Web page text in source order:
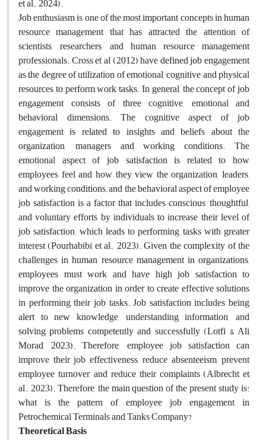
Job enthusiasm is one of the most important concepts in human
resource management that has attracted the attention of
scientists, researchers, and human resource management
professionals. Cross et al (2012) have defined job engagement
as the degree of utilization of emotional, cognitive and physical
resources to perform work tasks. In general, the concept of job
engagement consists of three cognitive, emotional and
behavioral dimensions. The cognitive aspect of job
engagement is related to insights and beliefs about the
organization, managers and working conditions. The
emotional aspect of job satisfaction is related to how
employees feel and how they view the organization, leaders,
and working conditions; and the behavioral aspect of employee
job satisfaction is a factor that includes conscious, thoughtful,
and voluntary efforts by individuals to increase their level of
job satisfaction, which leads to performing tasks with greater
interest (Pourhabibi et al., 2023). Given the complexity of the
challenges in human resource management in organizations,
employees must work and have high job satisfaction to
improve the organization in order to create effective solutions
in performing their job tasks. Job satisfaction includes being
alert to new knowledge, understanding information, and
solving problems competently and successfully (Lotfi & Ali
Morad, 2023). Therefore, employee job satisfaction can
improve their job effectiveness, reduce absenteeism, prevent
employee turnover, and reduce their complaints (Albrecht et
al., 2023). Therefore, the main question of the present study is:
what is the pattern of employee job engagement in
Petrochemical Terminals and Tanks Company?
Theoretical Basis